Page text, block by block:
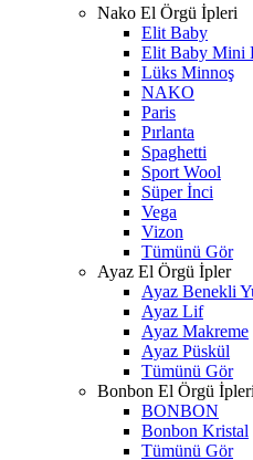
Nako El Örgü İpleri
Elit Baby
Elit Baby Mini
Lüks Minnoş
NAKO
Paris
Pırlanta
Spaghetti
Sport Wool
Süper İnci
Vega
Vizon
Tümünü Gör
Ayaz El Örgü İpler
Ayaz Benekli
Ayaz Lif
Ayaz Makreme
Ayaz Püskül
Tümünü Gör
Bonbon El Örgü İpleri
BONBON
Bonbon Kristal
Tümünü Gör